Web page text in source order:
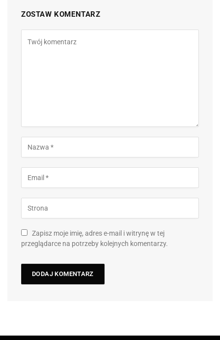
ZOSTAW KOMENTARZ
Zapisz moje imię, adres e-mail i witrynę w tej
przeglądarce na potrzeby kolejnych komentarzy.